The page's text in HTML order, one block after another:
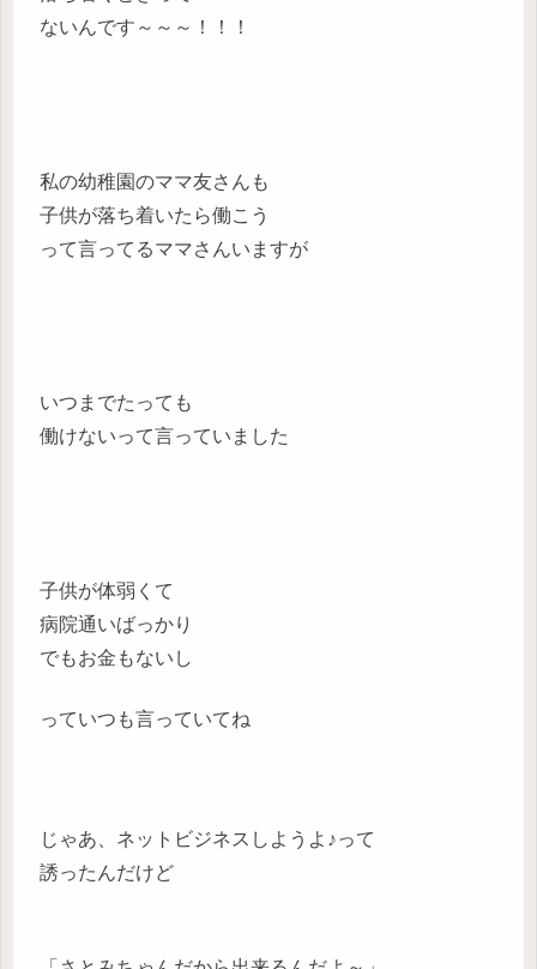
ないんです～～～！！！
私の幼稚園のママ友さんも
子供が落ち着いたら働こう
って言ってるママさんいますが
いつまでたっても
働けないって言っていました
子供が体弱くて
病院通いばっかり
でもお金もないし
っていつも言っていてね
じゃあ、ネットビジネスしようよ♪って
誘ったんだけど